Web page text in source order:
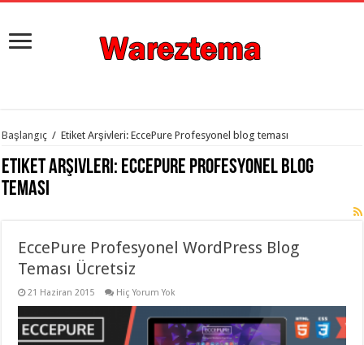
istanbul
evden
eve
taşımacılık
gaziantep
taşımacılık,
evden
taşımacılık,
gaziantep
evden
taşımacılık,
Başlangıç / Etiket Arşivleri: EccePure Profesyonel blog teması
Etiket Arşivleri: EccePure Profesyonel blog
teması
EccePure Profesyonel WordPress Blog
Teması Ücretsiz
21 Haziran 2015 Hiç Yorum Yok